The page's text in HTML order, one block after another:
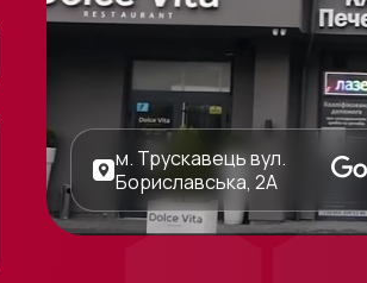
м. Трускавець вул.
Бориславська, 2А